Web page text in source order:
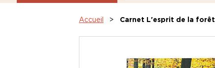
Accueil Carnet L'esprit de la forêt